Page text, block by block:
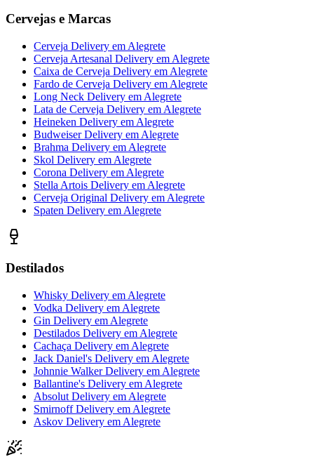
Cervejas e Marcas
Cerveja Delivery em Alegrete
Cerveja Artesanal Delivery em Alegrete
Caixa de Cerveja Delivery em Alegrete
Fardo de Cerveja Delivery em Alegrete
Long Neck Delivery em Alegrete
Lata de Cerveja Delivery em Alegrete
Heineken Delivery em Alegrete
Budweiser Delivery em Alegrete
Brahma Delivery em Alegrete
Skol Delivery em Alegrete
Corona Delivery em Alegrete
Stella Artois Delivery em Alegrete
Cerveja Original Delivery em Alegrete
Spaten Delivery em Alegrete
Destilados
Whisky Delivery em Alegrete
Vodka Delivery em Alegrete
Gin Delivery em Alegrete
Destilados Delivery em Alegrete
Cachaça Delivery em Alegrete
Jack Daniel's Delivery em Alegrete
Johnnie Walker Delivery em Alegrete
Ballantine's Delivery em Alegrete
Absolut Delivery em Alegrete
Smirnoff Delivery em Alegrete
Askov Delivery em Alegrete